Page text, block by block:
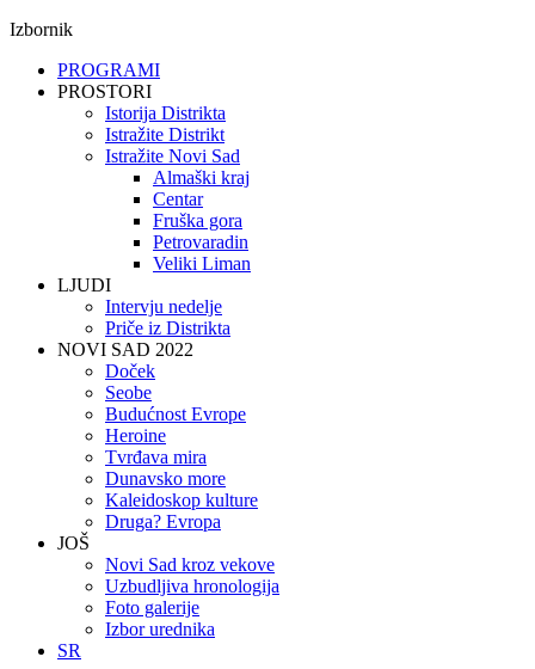
Izbornik
PROGRAMI
PROSTORI
Istorija Distrikta
Istražite Distrikt
Istražite Novi Sad
Almaški kraj
Centar
Fruška gora
Petrovaradin
Veliki Liman
LJUDI
Intervju nedelje
Priče iz Distrikta
NOVI SAD 2022
Doček
Seobe
Budućnost Evrope
Heroine
Tvrđava mira
Dunavsko more
Kaleidoskop kulture
Druga? Evropa
JOŠ
Novi Sad kroz vekove
Uzbudljiva hronologija
Foto galerije
Izbor urednika
SR